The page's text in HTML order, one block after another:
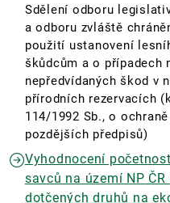
Sdělení odboru
a odboru zvláště
použití ustanovení
škůdcům a o
nepředvídaných škod v
přírodních rezervacích
114/1992 Sb., o
pozdějších předpisů)
Vyhodnocení
savců na území NP
dotčených druhů na